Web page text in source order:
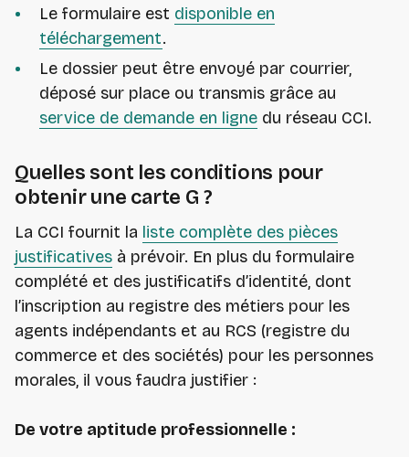
Le formulaire est disponible en
téléchargement.
Le dossier peut être envoyé par courrier,
déposé sur place ou transmis grâce au
service de demande en ligne du réseau CCI.
Quelles sont les conditions pour
obtenir une carte G ?
La CCI fournit la liste complète des pièces
justificatives à prévoir. En plus du formulaire
complété et des justificatifs d’identité, dont
l’inscription au registre des métiers pour les
agents indépendants et au RCS (registre du
commerce et des sociétés) pour les personnes
morales, il vous faudra justifier :
De votre aptitude professionnelle :